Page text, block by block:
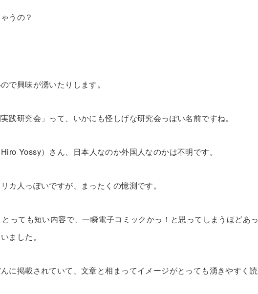
うの？
で興味が湧いたりします。
践研究会」って、いかにも怪しげな研究会っぽい名前ですね。
Yossy）さん、日本人なのか外国人なのかは不明です。
カ人っぽいですが、まったくの憶測です。
っても短い内容で、一瞬電子コミックかっ！と思ってしまうほどあっ
ました。
に掲載されていて、文章と相まってイメージがとっても湧きやすく読